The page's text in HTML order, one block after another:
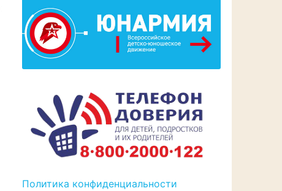
Политика конфиденциальности